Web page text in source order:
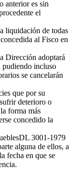
anterior es sin
el
liquidación de todas
al Fisco en
Dirección adoptará
pudiendo incluso
se cancelarán
que por su
deterioro o
forma más
concedido la
DL 3001-1979
alguna de ellos, a
fecha en que se